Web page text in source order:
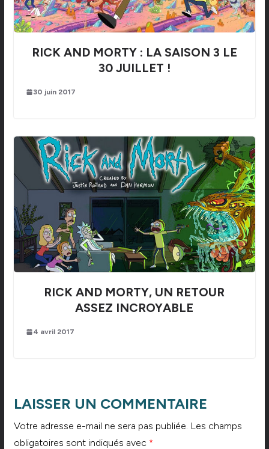
RICK AND MORTY : LA SAISON 3 LE
30 JUILLET !
30 juin 2017
RICK AND MORTY, UN RETOUR
ASSEZ INCROYABLE
4 avril 2017
LAISSER UN COMMENTAIRE
Votre adresse e-mail ne sera pas publiée. Les champs
obligatoires sont indiqués avec *